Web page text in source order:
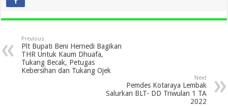
Previous
Plt Bupati Beni Hernedi Bagikan
THR Untuk Kaum Dhuafa,
Tukang Becak, Petugas
Kebersihan dan Tukang Ojek
Next
Pemdes Kotaraya Lembak
Salurkan BLT- DD Triwulan 1 TA
2022